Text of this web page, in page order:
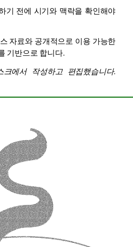
기 전에 시기와 맥락을 확인해야
자료와 공개적으로 이용 가능한
기반으로 합니다.
에서 작성하고 편집했습니다.